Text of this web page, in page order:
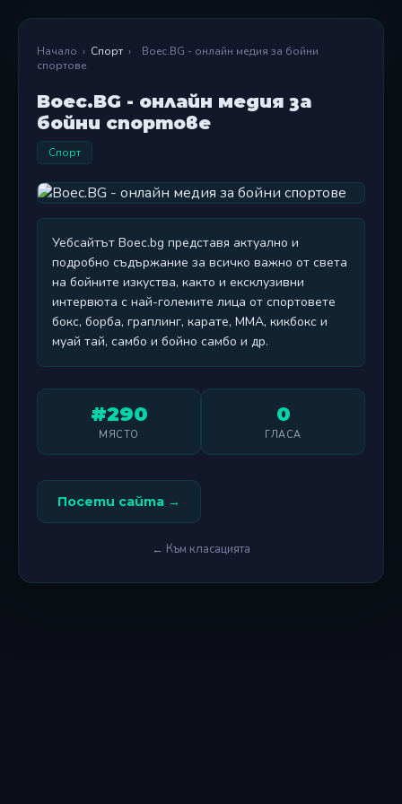
Начало › Спорт ›
Boec.BG - онлайн медия за бойни
спортове
Boec.BG - онлайн медия за
бойни спортове
Спорт
Уебсайтът Boec.bg представя актуално и
подробно съдържание за всичко важно от света
на бойните изкуства, както и ексклузивни
интервюта с най-големите лица от спортовете
бокс, борба, граплинг, карате, ММА, кикбокс и
муай тай, самбо и бойно самбо и др.
#290
МЯСТО
0
ГЛАСА
Посети сайта →
← Към класацията